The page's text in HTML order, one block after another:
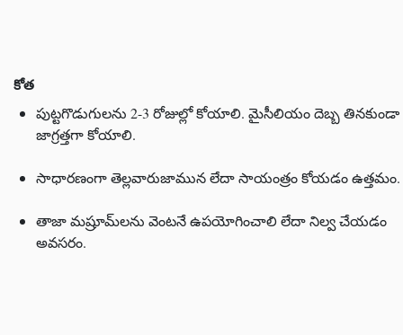
కోత
పుట్టగొడుగులను 2-3 రోజుల్లో కోయాలి. మైసీలియం దెబ్బ తినకుండా
జాగ్రత్తగా కోయాలి.
సాధారణంగా తెల్లవారుజామున లేదా సాయంత్రం కోయడం ఉత్తమం.
తాజా మష్రూమ్‌లను వెంటనే ఉపయోగించాలి లేదా నిల్వ చేయడం
అవసరం.